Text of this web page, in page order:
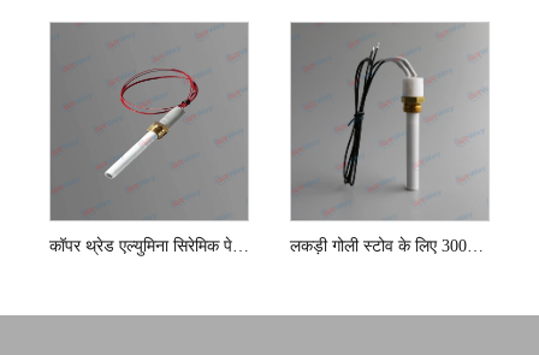
कॉपर थ्रेड एल्युमिना सिरेमिक पेलेट इग्नाइटर